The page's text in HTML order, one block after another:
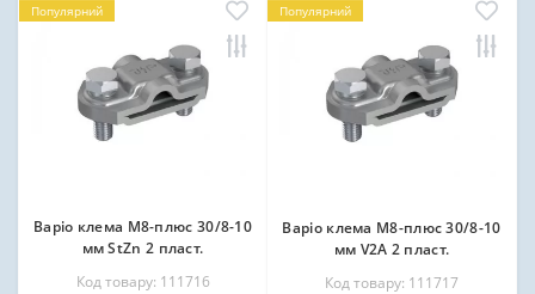
Популярний
Варіо клема М8-плюс 30/8-10
мм StZn 2 пласт.
Код товару: 111716
Популярний
Варіо клема М8-плюс 30/8-10
мм V2A 2 пласт.
Код товару: 111717